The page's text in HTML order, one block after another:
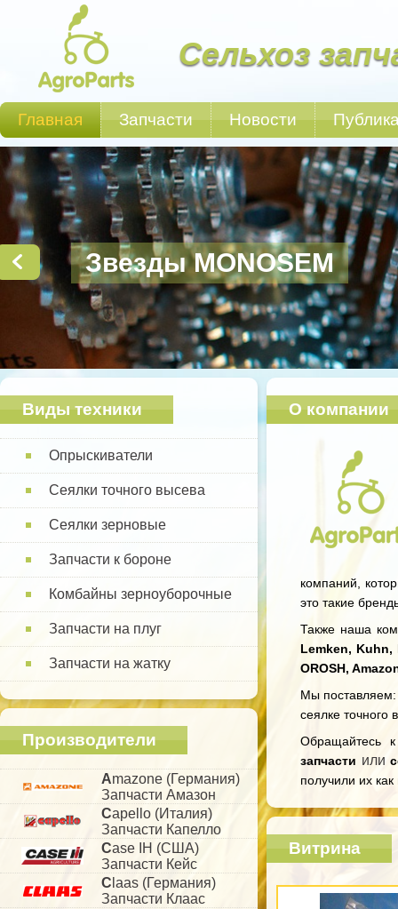
Сельхоз
Главная Запчасти Новости
Звезды MONOSEM
Виды техники
Опрыскиватели
Сеялки точного высева
Сеялки зерновые
Запчасти к бороне
Комбайны зерноуборочные
Запчасти на плуг
Запчасти на жатку
Производители
Amazone (Германия)
Запчасти Амазон
Capello (Италия)
Запчасти Капелло
Case IH (США)
Запчасти Кейс
C laas (Германия)
Запчасти Клаас
О компании
компаний,
это такие
Также наша
Lemken, Kuhn,
OROSH,
Мы поставляем:
сеялке точного
Обращайтесь
запчасти или
получили их
Витрина